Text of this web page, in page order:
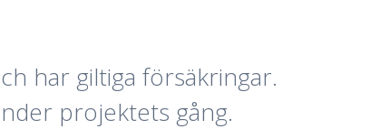
har giltiga försäkringar.
projektets gång.